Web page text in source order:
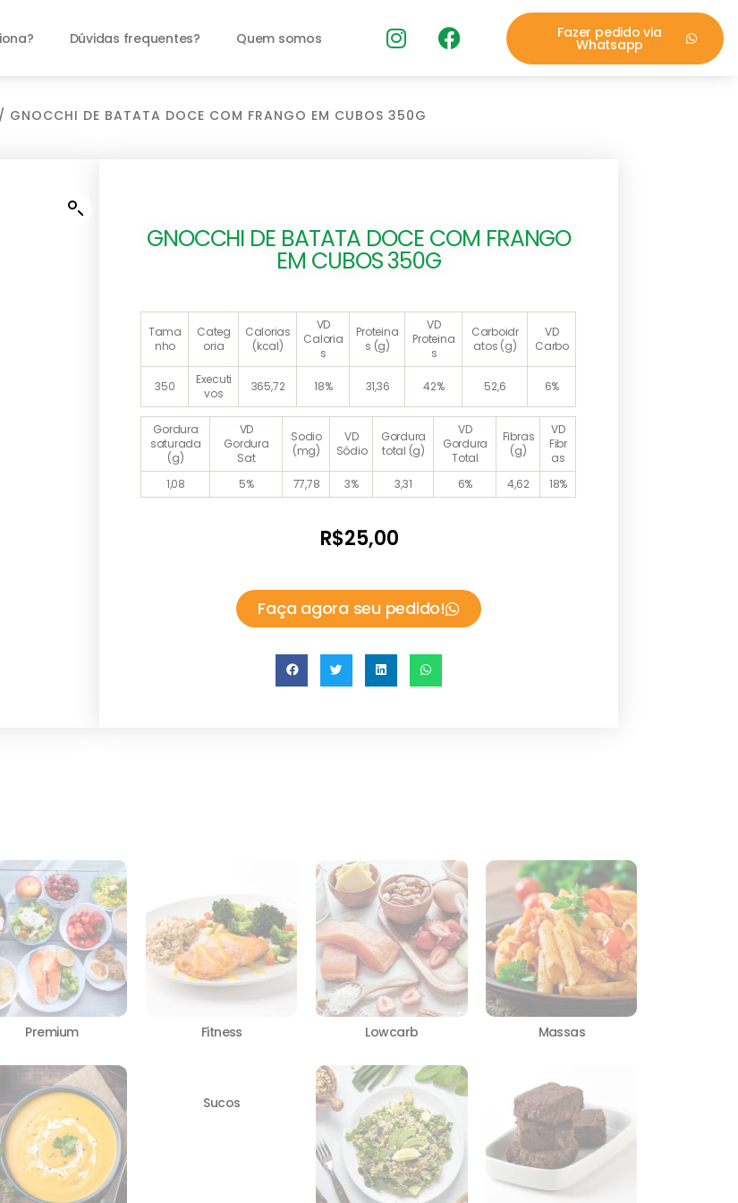
Dúvidas frequentes? Quem somos Fazer pedido via
Whatsapp
/ GNOCCHI DE BATATA DOCE COM FRANGO EM CUBOS 350G
GNOCCHI DE BATATA DOCE COM FRANGO
EM CUBOS 350G
Tama
nho
Categ
oria
Calorias
(kcal)
VD
Caloria
s
Proteina
s (g)
VD
Proteina
s
Carboidr
atos (g)
VD
Carbo
350
Executi
vos
365,72 18% 31,36 42% 52,6 6%
Gordura
saturada
(g)
VD
Gordura
Sat
Sodio
(mg)
VD
Sódio
Gordura
total (g)
VD
Gordura
Total
Fibras
(g)
VD
Fibr
as
1,08
5% 77,78 3% 3,31 6% 4,62 18%
R$25,00
Faça agora seu pedido!
Premium Fitness Lowcarb Massas
Sucos